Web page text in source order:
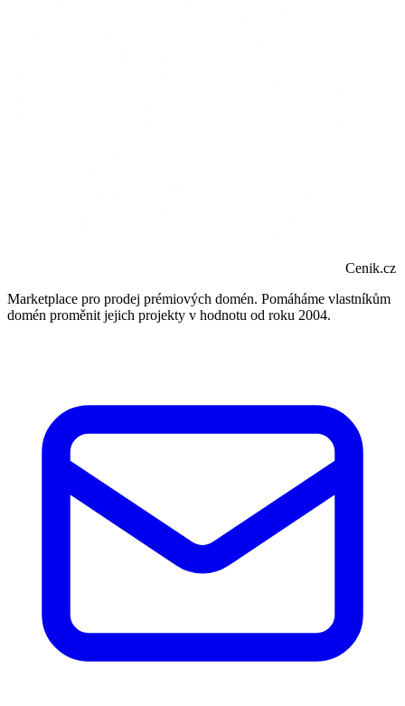
Cenik.cz
Marketplace pro prodej prémiových domén. Pomáháme vlastníkům
domén proměnit jejich projekty v hodnotu od roku 2004.